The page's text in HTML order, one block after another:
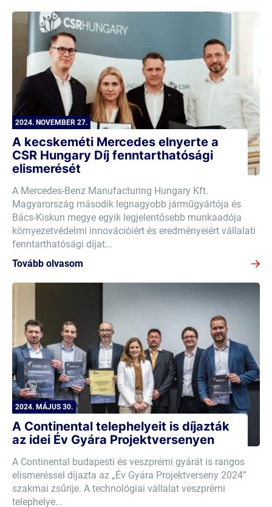
2024. NOVEMBER 27.
A kecskeméti Mercedes elnyerte a
CSR Hungary Díj fenntarthatósági
elismerését
A Mercedes-Benz Manufacturing Hungary Kft.
Magyarország második legnagyobb járműgyártója és
Bács-Kiskun megye egyik legjelentősebb munkaadója
környezetvédelmi innovációiért és eredményeiért vállalati
fenntarthatósági díjat...
Tovább olvasom
2024. MÁJUS 30.
A Continental telephelyeit is díjazták
az idei Év Gyára Projektversenyen
A Continental budapesti és veszprémi gyárát is rangos
elismeréssel díjazta az „Év Gyára Projektverseny 2024”
szakmai zsűrije. A technológiai vállalat veszprémi
telephelye...